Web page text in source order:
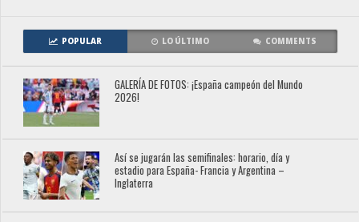
POPULAR LO ÚLTIMO COMMENTS
GALERÍA DE FOTOS: ¡España campeón del Mundo
2026!
Así se jugarán las semifinales: horario, día y
estadio para España- Francia y Argentina –
Inglaterra